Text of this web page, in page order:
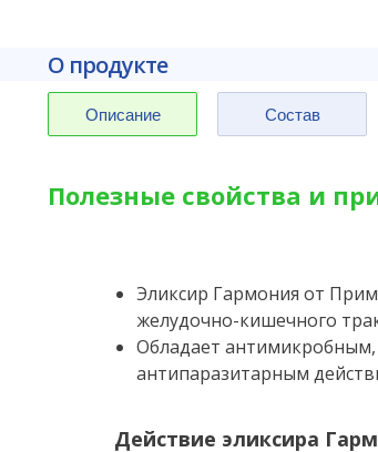
Описание Состав
О продукте
Полезные свойства и
Эликсир Гармония от
желудочно-кишечного
Обладает
антипаразитарным
Действие эликсира